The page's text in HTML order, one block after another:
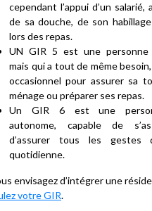
cependant l’appui d’un salarié,
de sa douche, de son
lors des repas.
UN GIR 5 est une personne
mais qui a tout de même besoin,
occasionnel pour assurer sa
ménage ou préparer ses repas.
Un GIR 6 est une
autonome, capable de
d’assurer tous les
quotidienne.
envisagez d’intégrer une
votre GIR.